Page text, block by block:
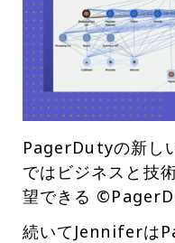
PagerDutyの新し
ではビジネスと技
望できる
続いてJenniferは